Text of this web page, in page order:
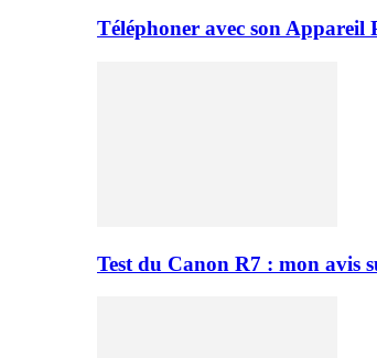
Téléphoner avec son Appareil
Test du Canon R7 : mon avis